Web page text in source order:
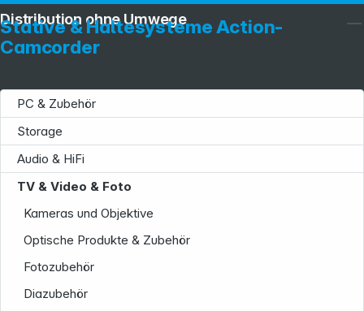
Stative & Haltesysteme Action-
Camcorder
PC & Zubehör
Storage
Audio & HiFi
TV & Video & Foto
Kameras und Objektive
Optische Produkte & Zubehör
Fotozubehör
Diazubehör
Distribution ohne Umwege